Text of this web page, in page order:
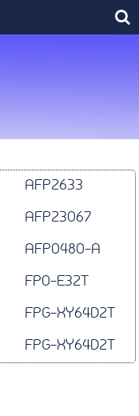
AFP2633
AFP23067
AFP0480-A
FP0-E32T
FPG-XY64D2T
FPG-XY64D2T